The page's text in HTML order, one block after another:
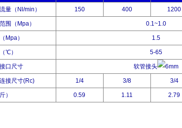
量（Nl/min） 150 400 1200
围（Mpa） 0.1~1.0
Mpa） 1.5
℃） 5-65
口尺寸 软管接头 6mm
接尺寸(Rc) 1/4 3/8 3/4
） 0.59 1.11 2.79